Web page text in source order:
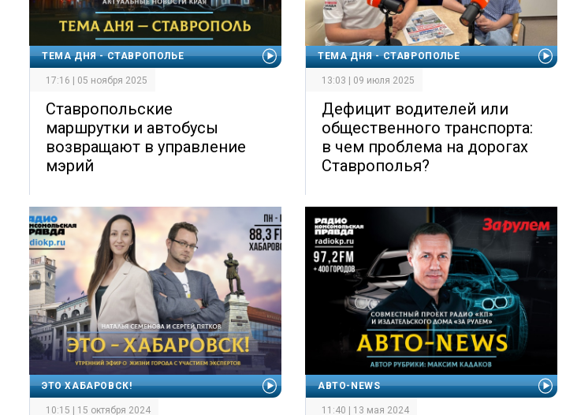
ТЕМА ДНЯ - СТАВРОПОЛЬЕ
17:16 | 05 ноября 2025
Ставропольские
маршрутки и автобусы
возвращают в управление
мэрий
ТЕМА ДНЯ - СТАВРОПОЛЬЕ
13:03 | 09 июля 2025
Дефицит водителей или
общественного транспорта:
в чем проблема на дорогах
Ставрополья?
ЭТО ХАБАРОВСК!
10:15 | 15 октября 2024
АВТО-NEWS
11:40 | 13 мая 2024